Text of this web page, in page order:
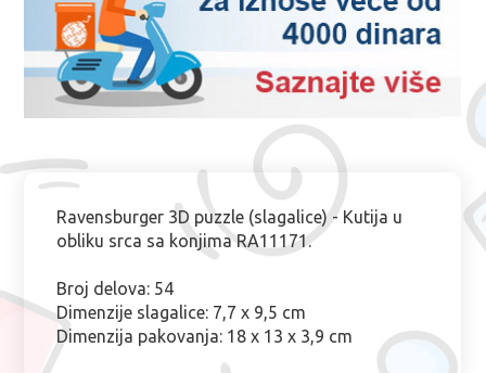
Ravensburger 3D puzzle (slagalice) - Kutija u
obliku srca sa konjima RA11171.
Broj delova: 54
Dimenzije slagalice: 7,7 x 9,5 cm
Dimenzija pakovanja: 18 x 13 x 3,9 cm